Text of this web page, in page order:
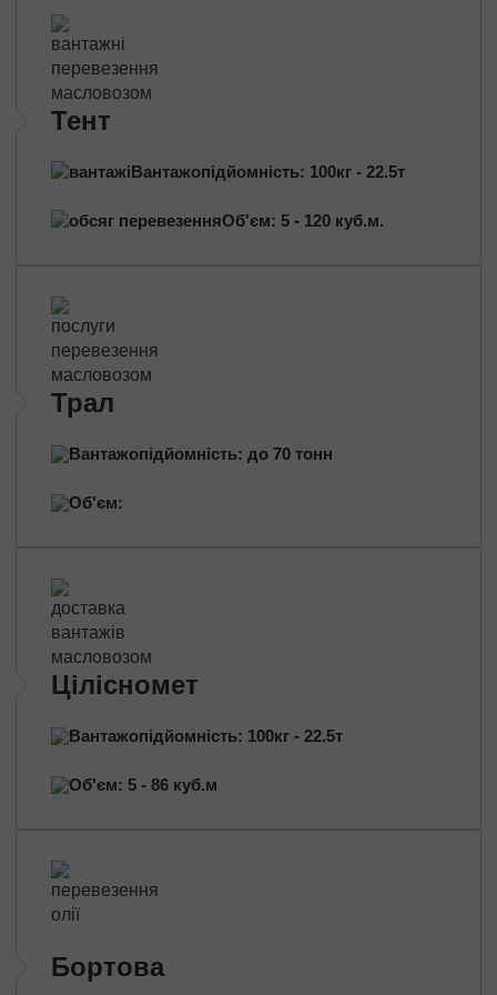
Трансформатори
Будівельне обладнання
Перевезення сільгосптехніки
Трактори
Комбайни
Баштовий кран
Яхти, катери
Великотоннажні вантажі
Попутні перевезення
Довантаження
Проектні перевезення
Митно-брокерські послуги
Страхування вантажів
Переїзд приміщень
Міжміський переїзд
Промисловий переїзд
Дачний переїзд
За типом транспорту
Зерновози
Перевезення цільнометом
Рефрижераторні перевезення
Тент
Вантажопідйомність: 100кг - 22.5т
Об'єм: 5 - 120 куб.м.
Трал
Вантажопідйомність: до 70 тонн
Об'єм:
Цілісномет
Вантажопідйомність: 100кг - 22.5т
Об'єм: 5 - 86 куб.м
Бортова